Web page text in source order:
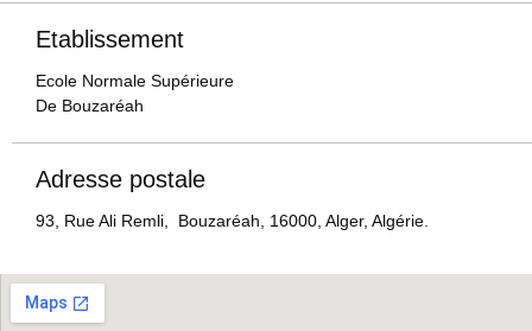
Etablissement
Ecole Normale Supérieure
De Bouzaréah
Adresse postale
93, Rue Ali Remli, Bouzaréah, 16000, Alger, Algérie.